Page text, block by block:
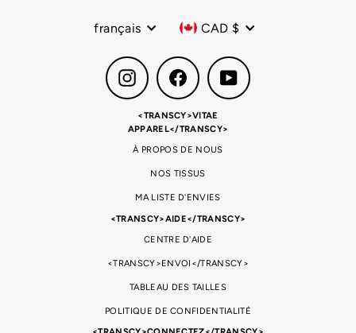
Langue
français Devise
CAD $
Instagram Facebook YouTube
<TRANSCY>VITAE
APPAREL</TRANSCY>
À PROPOS DE NOUS
NOS TISSUS
MA LISTE D'ENVIES
<TRANSCY>AIDE</TRANSCY>
CENTRE D'AIDE
<TRANSCY>ENVOI</TRANSCY>
TABLEAU DES TAILLES
POLITIQUE DE CONFIDENTIALITÉ